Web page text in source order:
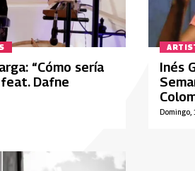
“Cómo sería
feat. Dafne
Domingo,
Inés